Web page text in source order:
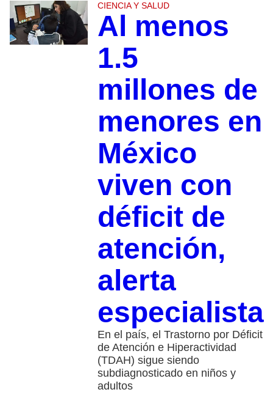
CIENCIA Y SALUD
Al menos
1.5
millones de
menores en
México
viven con
déficit de
atención,
alerta
especialista
En el país, el Trastorno por Déficit
de Atención e Hiperactividad
(TDAH) sigue siendo
subdiagnosticado en niños y
adultos